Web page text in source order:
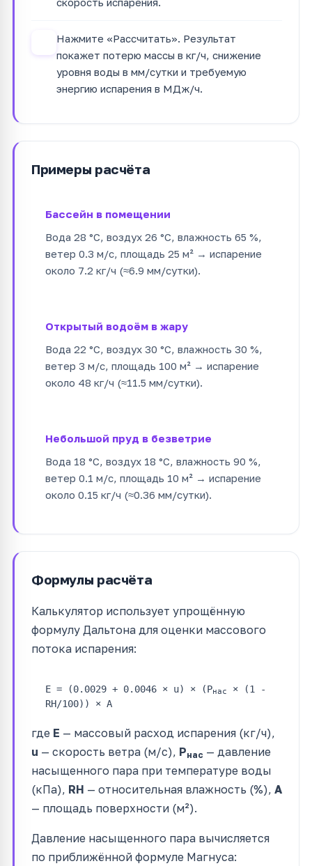
Нажмите «Рассчитать». Результат
покажет потерю массы в кг/ч, снижение
уровня воды в мм/сутки и требуемую
энергию испарения в МДж/ч.
Примеры расчёта
Бассейн в помещении
Вода 28 °C, воздух 26 °C, влажность 65 %,
ветер 0.3 м/с, площадь 25 м² → испарение
около 7.2 кг/ч (≈6.9 мм/сутки).
Открытый водоём в жару
Вода 22 °C, воздух 30 °C, влажность 30 %,
ветер 3 м/с, площадь 100 м² → испарение
около 48 кг/ч (≈11.5 мм/сутки).
Небольшой пруд в безветрие
Вода 18 °C, воздух 18 °C, влажность 90 %,
ветер 0.1 м/с, площадь 10 м² → испарение
около 0.15 кг/ч (≈0.36 мм/сутки).
Формулы расчёта
Калькулятор использует упрощённую
формулу Дальтона для оценки массового
потока испарения:
E = (0.0029 + 0.0046 × u) × (Pнас
× (1 -
RH/100)) × A
где E — массовый расход испарения (кг/ч),
u — скорость ветра (м/с), Pнас — давление
насыщенного пара при температуре воды
(кПа), RH — относительная влажность (%), A
— площадь поверхности (м²).
Давление насыщенного пара вычисляется
по приближённой формуле Магнуса: